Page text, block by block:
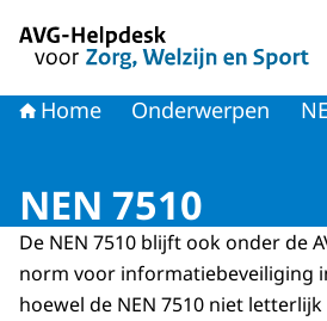
Home Onderwerpen
NEN 7510
De NEN 7510 blijft ook onder de
norm voor informatiebeveiliging
hoewel de NEN 7510 niet